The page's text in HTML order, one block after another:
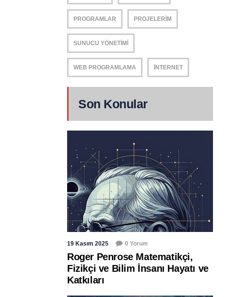
PROGRAMLAR PROJELERIM
SUNUCU YÖNETIMI
WEB PROGRAMLAMA İNTERNET
Son Konular
19 Kasım 2025 0 Yorum
Roger Penrose Matematikçi,
Fizikçi ve Bilim İnsanı Hayatı ve
Katkıları